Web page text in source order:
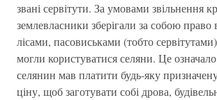
звані сервітути. За умовами звільнення
землевласники зберігали за собою право
лісами, пасовиськами (тобто
могли користуватися селяни. Це
селянин мав платити будь-яку
ціну, щоб заготувати собі дрова,